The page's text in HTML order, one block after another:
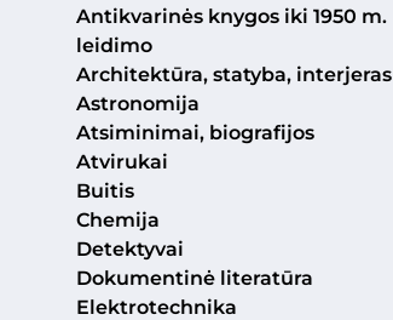
Antikvarinės knygos iki 1950 m.
leidimo
Architektūra, statyba, interjeras
Astronomija
Atsiminimai, biografijos
Atvirukai
Buitis
Chemija
Detektyvai
Dokumentinė literatūra
Elektrotechnika